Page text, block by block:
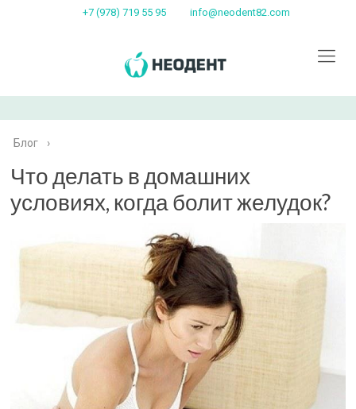
+7 (978) 719 55 95 info@neodent82.com
Блог ›
Что делать в домашних
условиях, когда болит желудок?